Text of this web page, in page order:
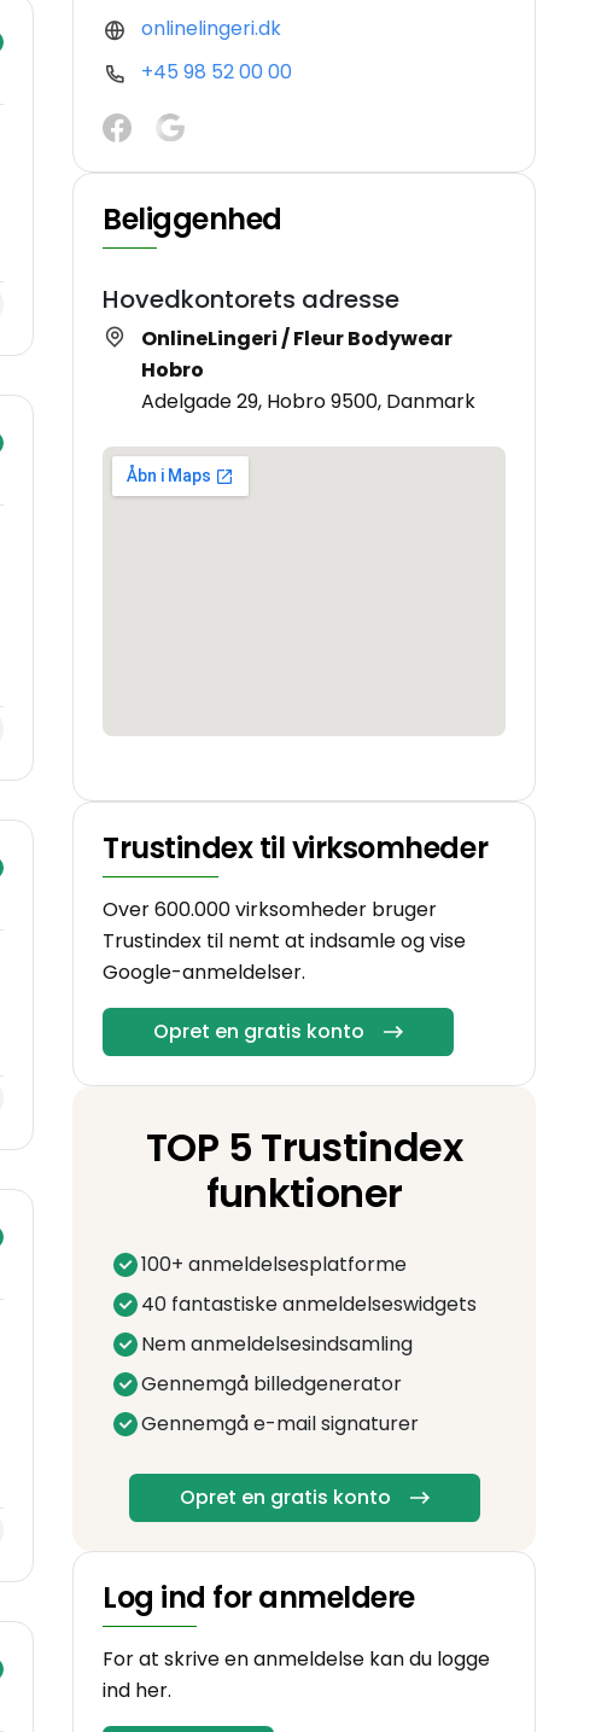
onlinelingeri.dk
+45 98 52 00 00
Beliggenhed
Hovedkontorets adresse
OnlineLingeri / Fleur Bodywear
Hobro
Adelgade 29, Hobro 9500, Danmark
Trustindex til virksomheder
Over 600.000 virksomheder bruger
Trustindex til nemt at indsamle og vise
Google-anmeldelser.
Opret en gratis konto
TOP 5 Trustindex
funktioner
100+ anmeldelsesplatforme
40 fantastiske anmeldelseswidgets
Nem anmeldelsesindsamling
Gennemgå billedgenerator
Gennemgå e-mail signaturer
Opret en gratis konto
Log ind for anmeldere
For at skrive en anmeldelse kan du logge
ind her.